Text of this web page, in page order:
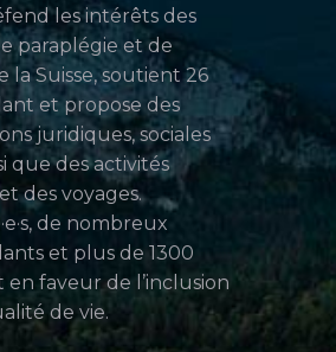
les intérêts des
paraplégie et de
Suisse, soutient 26
et propose des
juridiques, sociales
que des activités
des voyages.
de nombreux
et plus de 1300
en faveur de l’inclusion
de vie.